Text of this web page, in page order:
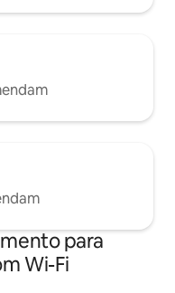
para
Wi-Fi